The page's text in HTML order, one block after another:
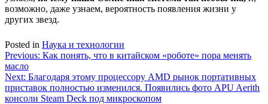
возможно, даже узнаем, вероятность появления жизни у
других звезд.
Posted in Наука и технологии
Навигация
по
записям
Previous: Как понять, что в китайском «роботе» пора менять
масло
Next: Благодаря этому процессору AMD рынок портативных
приставок полностью изменился. Появились фото APU Aerith
консоли Steam Deck под микроскопом